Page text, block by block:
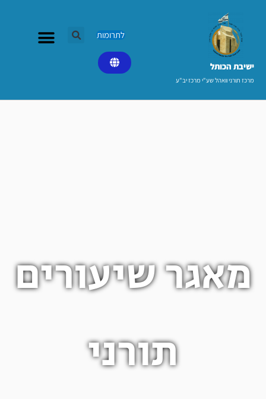
ישיבת הכותל​
מרכז תורני וואהל שע"י מרכז יב"ע
לתרומות
מאגר שיעורים
תורני